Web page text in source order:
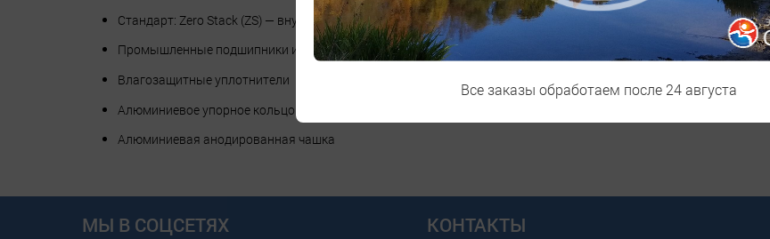
Стандарт: Zero Stack (ZS) — внутренние чашки
Промышленные подшипники из нержавеющей стали
Влагозащитные уплотнители
Алюминиевое упорное кольцо
Алюминиевая анодированная чашка
МЫ В СОЦСЕТЯХ КОНТАКТЫ
Все заказы обработаем после 24 августа